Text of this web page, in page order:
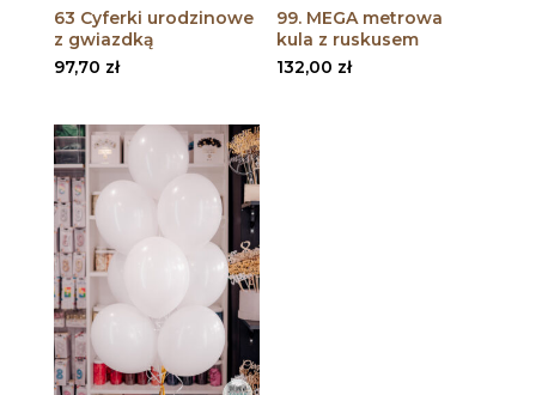
63 Cyferki urodzinowe
z gwiazdką
97,70 zł
99. MEGA metrowa
kula z ruskusem
132,00 zł